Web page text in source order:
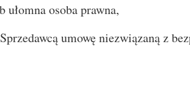
osoba prawna,
umowę niezwiązaną z